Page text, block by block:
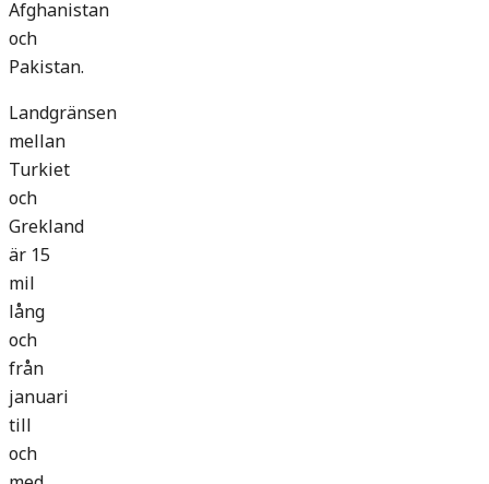
Afghanistan
och
Pakistan.
Landgränsen
mellan
Turkiet
och
Grekland
är 15
mil
lång
och
från
januari
till
och